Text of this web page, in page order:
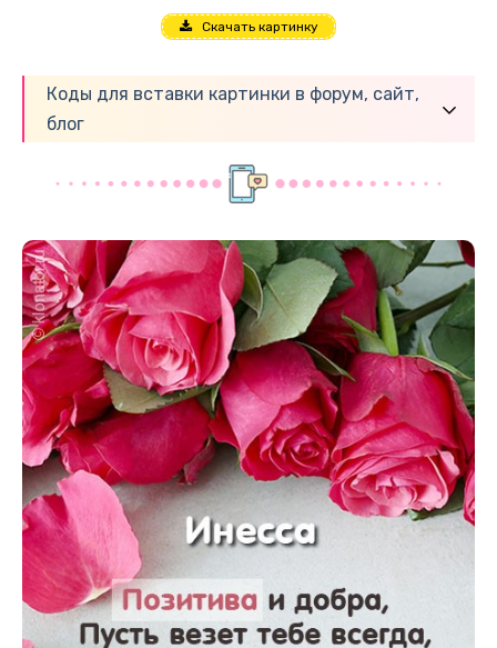
Скачать картинку
Коды для вставки картинки в форум, сайт,
блог